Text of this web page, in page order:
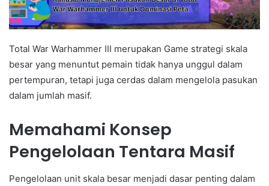
Total War Warhammer III merupakan Game strategi skala
besar yang menuntut pemain tidak hanya unggul dalam
pertempuran, tetapi juga cerdas dalam mengelola pasukan
dalam jumlah masif.
Memahami Konsep
Pengelolaan Tentara Masif
Pengelolaan unit skala besar menjadi dasar penting dalam